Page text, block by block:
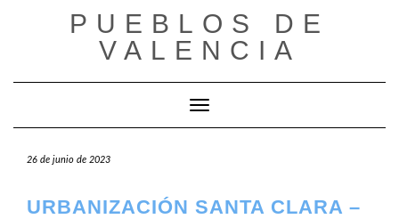
PUEBLOS DE
VALENCIA
Cambiar modo de navegación
26 de junio de 2023
URBANIZACIÓN SANTA CLARA –